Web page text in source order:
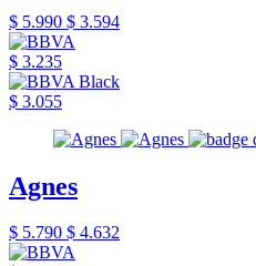
$ 5.990 $ 3.594
$ 3.235
$ 3.055
Agnes
$ 5.790 $ 4.632